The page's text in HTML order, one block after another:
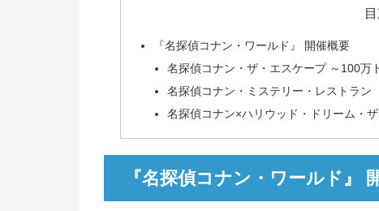
『名探偵コナン・ワールド』 開催概要
名探偵コナン・ザ・エスケープ ～100万
名探偵コナン・ミステリー・レストラン
名探偵コナン×ハリウッド・ドリーム・
『名探偵コナン・ワールド』